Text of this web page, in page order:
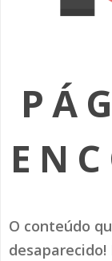
SOMOS
AMADORA
(RE)
HISTÓRIAS
O conteúdo